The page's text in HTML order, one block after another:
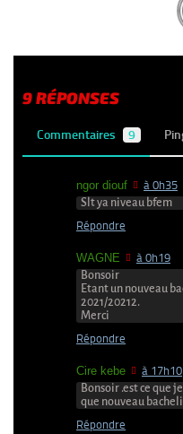
9 RÉPONSES
Commentaires 9
ngor diouf à 0h35
Slt ya niveau bfem
Répondre
WAGNE à 0h19
Bonsoir
Etant un nouveau
2021/20212.
Merci
Répondre
Cire kebe à 17h10
Bonsoir .est ce que
que nouveau
Répondre